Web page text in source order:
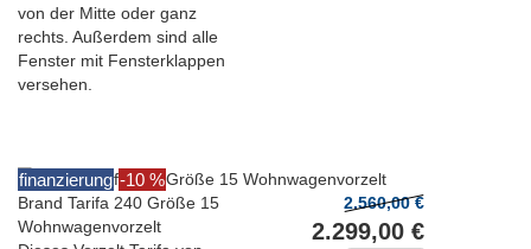
von der Mitte oder ganz
rechts. Außerdem sind alle
Fenster mit Fensterklappen
versehen.
finanzierung -10 %
Brand Tarifa 240 Größe 15
Wohnwagenvorzelt
2.560,00 €
2.299,00 €